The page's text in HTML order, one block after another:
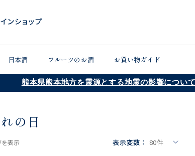
日本酒 フルーツのお酒 お買い物ガイド
熊本県熊本地方を震源とする地震の影響について
の日
を表示 表示変数： 80件